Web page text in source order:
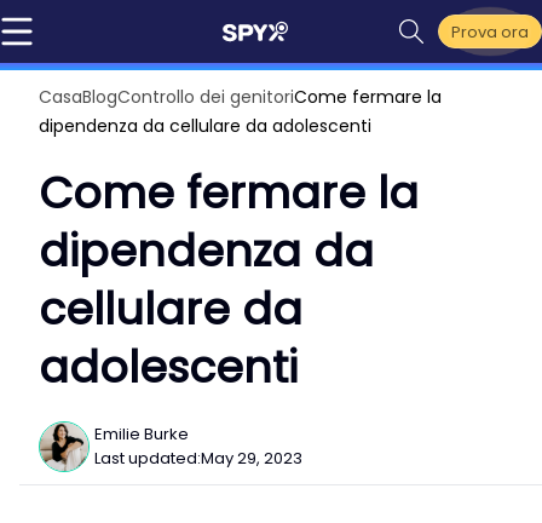
Prova ora
CasaBlogControllo dei genitoriCome fermare la
dipendenza da cellulare da adolescenti
Come fermare la
dipendenza da
cellulare da
adolescenti
Emilie Burke
Last updated:May 29, 2023